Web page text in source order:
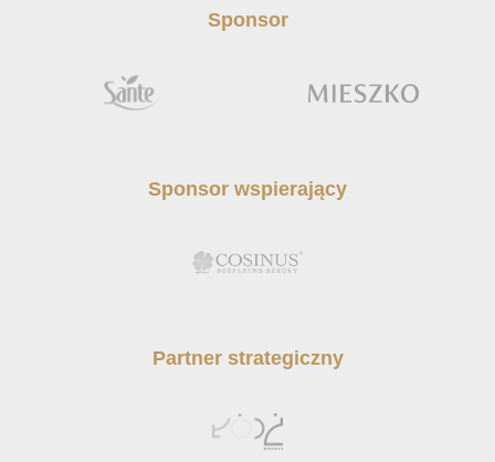
Sponsor
Sponsor wspierający
Partner strategiczny